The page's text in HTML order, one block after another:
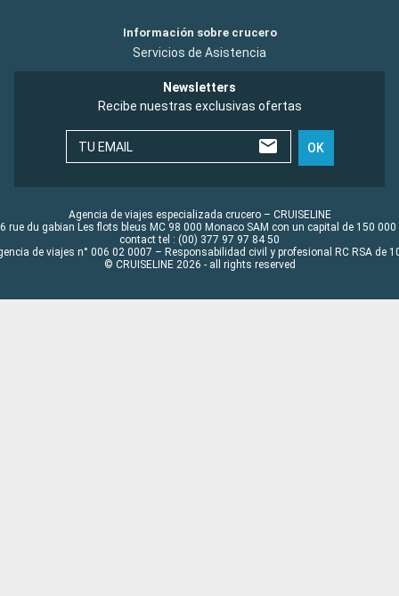
Información sobre crucero
Servicios de Asistencia
Newsletters
Recibe nuestras exclusivas ofertas
TU EMAIL OK
Agencia de viajes especializada crucero – CRUISELINE
rue du gabian Les flots bleus MC 98 000 Monaco SAM con un capital de 150 000
contact tel : (00) 377 97 97 84 50
de viajes n° 006 02 0007 – Responsabilidad civil y profesional RC RSA de
© CRUISELINE 2026 - all rights reserved